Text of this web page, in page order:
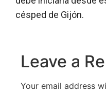
césped de Gijón.
Leave a
Your email address